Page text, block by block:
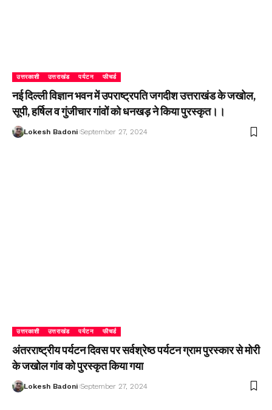
उत्तरकाशी उत्तराखंड पर्यटन फीचर्ड
नई दिल्ली विज्ञान भवन में उपराष्ट्रपति जगदीश उत्तराखंड के जखोल,
सूपी, हर्षिल व गुंजीचार गांवों को धनखड़ ने किया पुरस्कृत।।
Lokesh Badoni September 27, 2024
उत्तरकाशी उत्तराखंड पर्यटन फीचर्ड
अंतरराष्ट्रीय पर्यटन दिवस पर सर्वश्रेष्ठ पर्यटन ग्राम पुरस्कार से मोरी
के जखोल गांव को पुरस्कृत किया गया
Lokesh Badoni September 27, 2024